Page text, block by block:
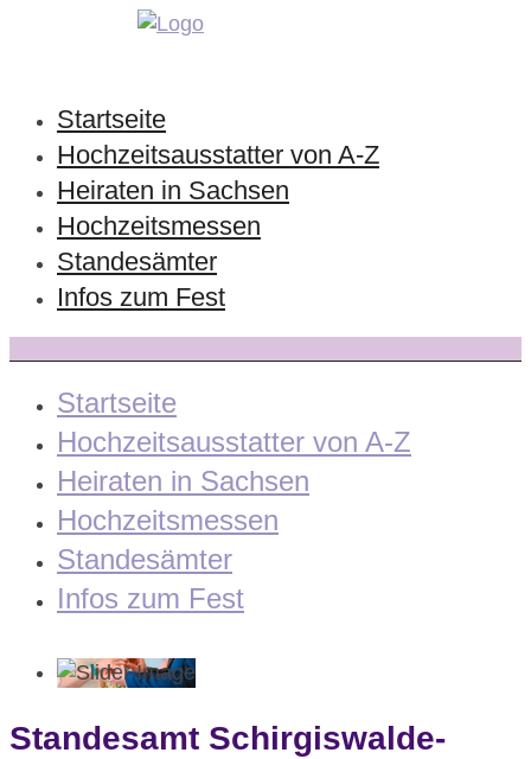
Startseite
Hochzeitsausstatter von A-Z
Heiraten in Sachsen
Hochzeitsmessen
Standesämter
Infos zum Fest
Startseite
Hochzeitsausstatter von A-Z
Heiraten in Sachsen
Hochzeitsmessen
Standesämter
Infos zum Fest
Standesamt Schirgiswalde-